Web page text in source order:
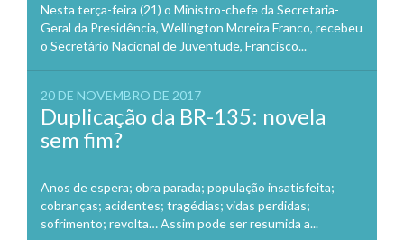
Nesta terça-feira (21) o Ministro-chefe da Secretaria-
Geral da Presidência, Wellington Moreira Franco, recebeu
o Secretário Nacional de Juventude, Francisco...
20 DE NOVEMBRO DE 2017
Duplicação da BR-135: novela
sem fim?
Anos de espera; obra parada; população insatisfeita;
cobranças; acidentes; tragédias; vidas perdidas;
sofrimento; revolta… Assim pode ser resumida a...